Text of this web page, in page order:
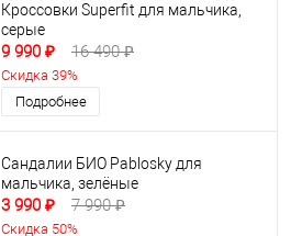
Кроссовки Superfit для мальчика,
серые
9 990 ₽ 16 490 ₽
Скидка 39%
Подробнее
Сандалии БИО Pablosky для
мальчика, зелёные
3 990 ₽ 7 990 ₽
Скидка 50%